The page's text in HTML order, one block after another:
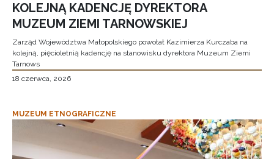
KOLEJNĄ KADENCJĘ DYREKTORA
MUZEUM ZIEMI TARNOWSKIEJ
Zarząd Województwa Małopolskiego powołał Kazimierza Kurczaba na
kolejną, pięcioletnią kadencję na stanowisku dyrektora Muzeum Ziemi
Tarnows
18 czerwca, 2026
MUZEUM ETNOGRAFICZNE